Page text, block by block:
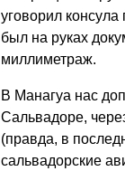
уговорил
был на руках
миллиметраж.
В Манагуа нас
Сальвадоре,
(правда, в
сальвадорские